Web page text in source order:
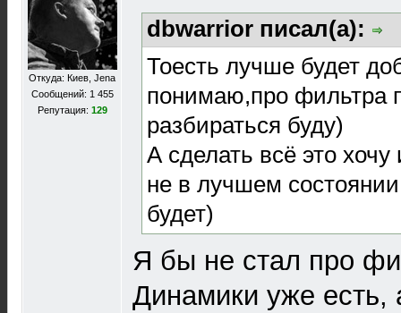
Откуда: Киев, Jena
Сообщений: 1 455
Репутация: 129
dbwarrior писал(а):
Тоесть лучше будет
понимаю,про фильтра
разбираться буду)
А сделать всё это хочу
не в лучшем
будет)
Я бы не стал про
Динамики уже есть,